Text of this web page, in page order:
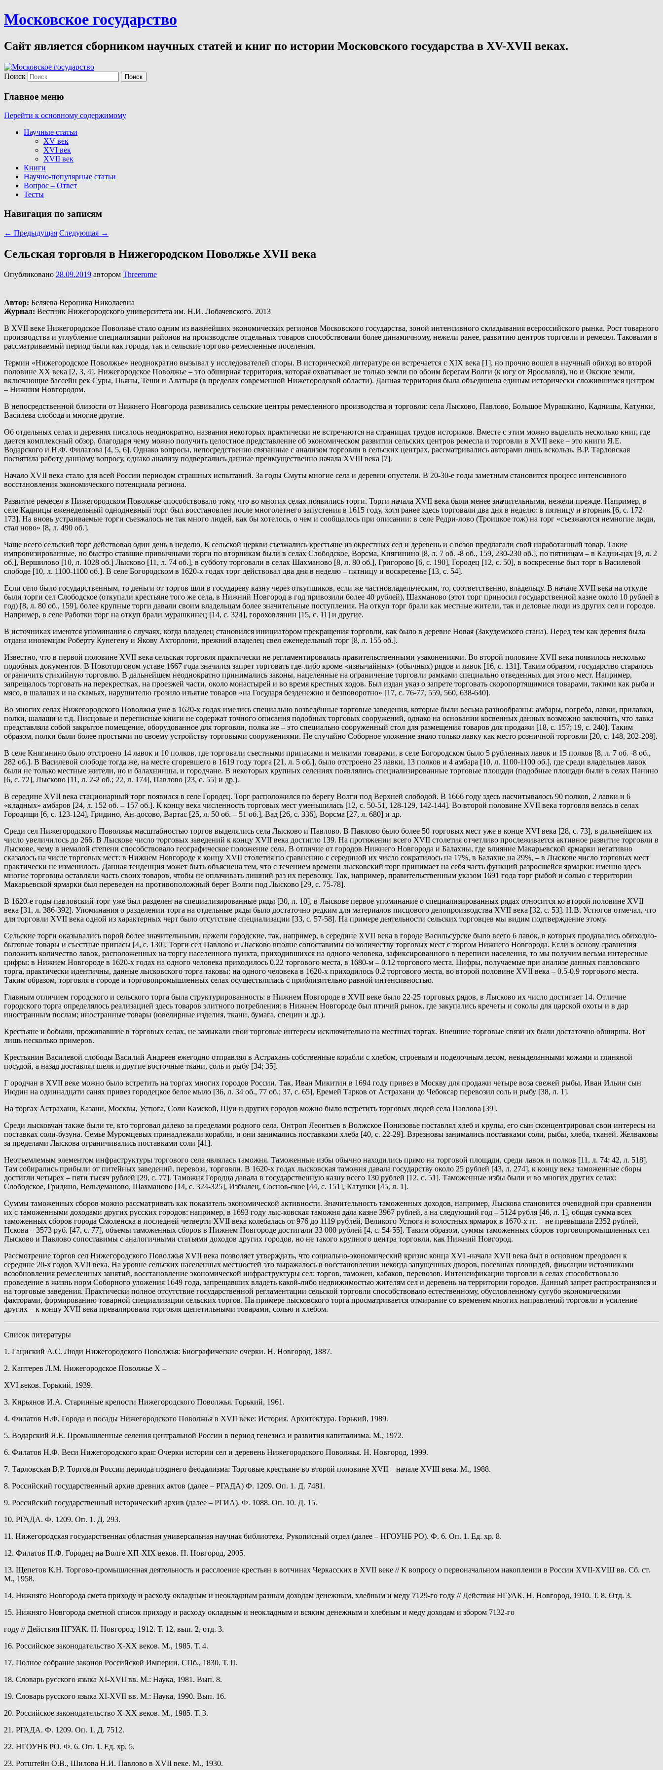
Московское государство
Сайт является сборником научных статей и книг по истории Московского государства в XV-XVII веках.
Поиск
Главное меню
Перейти к основному содержимому
Научные статьи
XV век
XVI век
XVII век
Книги
Научно-популярные статьи
Вопрос – Ответ
Тесты
Навигация по записям
← Предыдущая Следующая →
Сельская торговля в Нижегородском Поволжье XVII века
Опубликовано 28.09.2019 автором Threerome
Автор: Беляева Вероника Николаевна
Журнал: Вестник Нижегородского университета им. Н.И. Лобачевского. 2013
В XVII веке Нижегородское Поволжье стало одним из важнейших экономических регионов Московского государства, зоной интенсивного складывания всероссийского рынка. Рост товарного
производства и углубление специализации районов на производстве отдельных товаров способствовали более динамичному, нежели ранее, развитию центров торговли и ремесел. Таковыми в
рассматриваемый период были как города, так и сельские торгово-ремесленные поселения.
Термин «Нижегородское Поволжье» неоднократно вызывал у исследователей споры. В исторической литературе он встречается с XIX века [1], но прочно вошел в научный обиход во второй
половине XX века [2, 3, 4]. Нижегородское Поволжье – это обширная территория, которая охватывает не только земли по обоим берегам Волги (к югу от Ярославля), но и Окские земли,
включающие бассейн рек Суры, Пьяны, Теши и Алатыря (в пределах современной Нижегородской области). Данная территория была объединена единым исторически сложившимся центром
– Нижним Новгородом.
В непосредственной близости от Нижнего Новгорода развивались сельские центры ремесленного производства и торговли: села Лысково, Павлово, Большое Мурашкино, Кадницы, Катунки,
Василева слобода и многие другие.
Об отдельных селах и деревнях писалось неоднократно, названия некоторых практически не встречаются на страницах трудов историков. Вместе с этим можно выделить несколько книг, где
дается комплексный обзор, благодаря чему можно получить целостное представление об экономическом развитии сельских центров ремесла и торговли в XVII веке – это книги Я.Е.
Водарского и Н.Ф. Филатова [4, 5, 6]. Однако вопросы, непосредственно связанные с анализом торговли в сельских центрах, рассматривались авторами лишь вскользь. В.Р. Тарловская
посвятила работу данному вопросу, однако анализу подвергались данные преимущественно начала XVIII века [7].
Начало XVII века стало для всей России периодом страшных испытаний. За годы Смуты многие села и деревни опустели. В 20-30-е годы заметным становится процесс интенсивного
восстановления экономического потенциала региона.
Развитие ремесел в Нижегородском Поволжье способствовало тому, что во многих селах появились торги. Торги начала XVII века были менее значительными, нежели прежде. Например, в
селе Кадницы еженедельный однодневный торг был восстановлен после многолетнего запустения в 1615 году, хотя ранее здесь торговали два дня в неделю: в пятницу и вторник [6, с. 172-
173]. На вновь устраиваемые торги съезжалось не так много людей, как бы хотелось, о чем и сообщалось при описании: в селе Редри-лово (Троицкое тож) на торг «съезжаются немногие люди,
стал ново» [8, л. 490 об.].
Чаще всего сельский торг действовал один день в неделю. К сельской церкви съезжались крестьяне из окрестных сел и деревень и с возов предлагали свой наработанный товар. Такие
импровизированные, но быстро ставшие привычными торги по вторникам были в селах Слободское, Ворсма, Княгинино [8, л. 7 об. -8 об., 159, 230-230 об.], по пятницам – в Кадни-цах [9, л. 2
об.], Вершилово [10, л. 1028 об.] Лысково [11, л. 74 об.], в субботу торговали в селах Шахманово [8, л. 80 об.], Григорово [6, с. 190], Городец [12, с. 50], в воскресенье был торг в Василевой
слободе [10, л. 1100-1100 об.]. В селе Богородском в 1620-х годах торг действовал два дня в неделю – пятницу и воскресенье [13, с. 54].
Если село было государственным, то деньги от торгов шли в государеву казну через откупщиков, если же частновладельческим, то, соответственно, владельцу. В начале XVII века на откупе
были торги сел Слободское (откупали крестьяне того же села, в Нижний Новгород в год привозили более 40 рублей), Шахманово (этот торг приносил государственной казне около 10 рублей в
год) [8, л. 80 об., 159], более крупные торги давали своим владельцам более значительные поступления. На откуп торг брали как местные жители, так и деловые люди из других сел и городов.
Например, в селе Работки торг на откуп брали мурашкинец [14, с. 324], гороховлянин [15, с. 11] и другие.
В источниках имеются упоминания о случаях, когда владелец становился инициатором прекращения торговли, как было в деревне Новая (Закудемского стана). Перед тем как деревня была
отдана иноземцам Роберту Кунегену и Якову Ахторлони, прежний владелец свел еженедельный торг [8, л. 155 об.].
Известно, что в первой половине XVII века сельская торговля практически не регламентировалась правительственными узаконениями. Во второй половине XVII века появилось несколько
подобных документов. В Новоторговом уставе 1667 года значился запрет торговать где-либо кроме «извычайных» (обычных) рядов и лавок [16, с. 131]. Таким образом, государство старалось
ограничить стихийную торговлю. В дальнейшем неоднократно принимались законы, нацеленные на ограничение торговли рамками специально отведенных для этого мест. Например,
запрещалось торговать на перекрестках, на проезжей части, около монастырей и во время крестных ходов. Был издан указ о запрете торговать скоропортящимися товарами, такими как рыба и
мясо, в шалашах и на скамьях, нарушителю грозило изъятие товаров «на Государя безденежно и безповоротно» [17, с. 76-77, 559, 560, 638-640].
Во многих селах Нижегородского Поволжья уже в 1620-х годах имелись специально возведённые торговые заведения, которые были весьма разнообразны: амбары, погреба, лавки, прилавки,
полки, шалаши и т.д. Писцовые и переписные книги не содержат точного описания подобных торговых сооружений, однако на основании косвенных данных возможно заключить, что лавка
представляла собой закрытое помещение, оборудованное для торговли, полка же – это специально сооруженный стол для размещения товаров для продажи [18, с. 157; 19, с. 240]. Таким
образом, полки были более простыми по своему устройству торговыми сооружениями. Не случайно Соборное уложение знало только лавку как место розничной торговли [20, с. 148, 202-208].
В селе Княгинино было отстроено 14 лавок и 10 полков, где торговали съестными припасами и мелкими товарами, в селе Богородском было 5 рубленных лавок и 15 полков [8, л. 7 об. -8 об.,
282 об.]. В Василевой слободе тогда же, на месте сгоревшего в 1619 году торга [21, л. 5 об.], было отстроено 23 лавки, 13 полков и 4 амбара [10, л. 1100-1100 об.], где среди владельцев лавок
были не только местные жители, но и балахнинцы, и городчане. В некоторых крупных селениях появлялись специализированные торговые площади (подобные площади были в селах Панино
[6, с. 72], Лысково [11, л. 2-2 об.; 22, л. 174], Павлово [23, с. 55] и др.).
В середине XVII века стационарный торг появился в селе Городец. Торг расположился по берегу Волги под Верхней слободой. В 1666 году здесь насчитывалось 90 полков, 2 лавки и 6
«кладных» амбаров [24, л. 152 об. – 157 об.]. К концу века численность торговых мест уменьшилась [12, с. 50-51, 128-129, 142-144]. Во второй половине XVII века торговля велась в селах
Городищи [6, с. 123-124], Гридино, Ан-досово, Вартас [25, л. 50 об. – 51 об.], Вад [26, с. 336], Ворсма [27, л. 680] и др.
Среди сел Нижегородского Поволжья масштабностью торгов выделялись села Лысково и Павлово. В Павлово было более 50 торговых мест уже в конце XVI века [28, с. 73], в дальнейшем их
число увеличилось до 266. В Лыскове число торговых заведений к концу XVII века достигло 139. На протяжении всего XVII столетия отчетливо прослеживается активное развитие торговли в
Лыскове, чему в немалой степени способствовало географическое положение села. В отличие от городов Нижнего Новгорода и Балахны, где влияние Макарьевской ярмарки негативно
сказалось на числе торговых мест: в Нижнем Новгороде к концу XVII столетия по сравнению с серединой их число сократилось на 17%, в Балахне на 29%, – в Лыскове число торговых мест
практически не изменилось. Данная тенденция может быть объяснена тем, что с течением времени лысковский торг принимает на себя часть функций разросшейся ярмарки: именно здесь
многие торговцы оставляли часть своих товаров, чтобы не оплачивать лишний раз их перевозку. Так, например, правительственным указом 1691 года торг рыбой и солью с территории
Макарьевской ярмарки был переведен на противоположный берег Волги под Лысково [29, с. 75-78].
В 1620-е годы павловский торг уже был разделен на специализированные ряды [30, л. 10], в Лыскове первое упоминание о специализированных рядах относится ко второй половине XVII
века [31, л. 386-392]. Упоминания о разделении торга на отдельные ряды было достаточно редким для материалов писцового делопроизводства XVII века [32, с. 53]. Н.В. Устюгов отмечал, что
для торговли XVII века одной из характерных черт было отсутствие специализации [33, с. 57-58]. На примере деятельности сельских торговцев мы видим подтверждение этому.
Сельские торги оказывались порой более значительными, нежели городские, так, например, в середине XVII века в городе Васильсурске было всего 6 лавок, в которых продавались обиходно-
бытовые товары и съестные припасы [4, с. 130]. Торги сел Павлово и Лысково вполне сопоставимы по количеству торговых мест с торгом Нижнего Новгорода. Если в основу сравнения
положить количество лавок, расположенных на торгу населенного пункта, приходившихся на одного человека, зафиксированного в переписи населения, то мы получим весьма интересные
цифры: в Нижнем Новгороде в 1620-х годах на одного человека приходилось 0.22 торгового места, в 1680-м – 0.12 торгового места. Цифры, получаемые при анализе данных павловского
торга, практически идентичны, данные лысковского торга таковы: на одного человека в 1620-х приходилось 0.2 торгового места, во второй половине XVII века – 0.5-0.9 торгового места.
Таким образом, торговля в городе и торговопромышленных селах осуществлялась с приблизительно равной интенсивностью.
Главным отличием городского и сельского торга была структурированность: в Нижнем Новгороде в XVII веке было 22-25 торговых рядов, в Лысково их число достигает 14. Отличие
городского торга определялось реализацией здесь товаров элитного потребления: в Нижнем Новгороде был птичий рынок, где закупались кречеты и соколы для царской охоты и в дар
иностранным послам; иностранные товары (ювелирные изделия, ткани, бумага, специи и др.).
Крестьяне и бобыли, проживавшие в торговых селах, не замыкали свои торговые интересы исключительно на местных торгах. Внешние торговые связи их были достаточно обширны. Вот
лишь несколько примеров.
Крестьянин Василевой слободы Василий Андреев ежегодно отправлял в Астрахань собственные корабли с хлебом, строевым и поделочным лесом, невыделанными кожами и глиняной
посудой, а назад доставлял шелк и другие восточные ткани, соль и рыбу [34; 35].
Г ородчан в XVII веке можно было встретить на торгах многих городов России. Так, Иван Микитин в 1694 году привез в Москву для продажи четыре воза свежей рыбы, Иван Ильин сын
Июдин на одиннадцати санях привез городецкое белое мыло [36, л. 34 об., 77 об.; 37, с. 65], Еремей Тарков от Астрахани до Чебоксар перевозил соль и рыбу [38, л. 1].
На торгах Астрахани, Казани, Москвы, Устюга, Соли Камской, Шуи и других городов можно было встретить торговых людей села Павлова [39].
Среди лысковчан также были те, кто торговал далеко за пределами родного села. Онтроп Леонтьев в Волжское Понизовье поставлял хлеб и крупы, его сын сконцентрировал свои интересы на
поставках соли-бузуна. Семье Муромцевых принадлежали корабли, и они занимались поставками хлеба [40, с. 22-29]. Взрезновы занимались поставками соли, рыбы, хлеба, тканей. Желваковы
за пределами Лыскова ограничивались поставками соли [41].
Неотъемлемым элементом инфраструктуры торгового села являлась таможня. Таможенные избы обычно находились прямо на торговой площади, среди лавок и полков [11, л. 74; 42, л. 518].
Там собирались прибыли от питейных заведений, перевоза, торговли. В 1620-х годах лысковская таможня давала государству около 25 рублей [43, л. 274], к концу века таможенные сборы
достигли четырех – пяти тысяч рублей [29, с. 77]. Таможня Городца давала в государственную казну всего 130 рублей [12, с. 51]. Таможенные избы были и во многих других селах:
Слободское, Гридино, Вельдеманово, Шахманово [14, с. 324-325], Избылец, Соснов-ское [44, с. 151], Катунки [45, л. 1].
Суммы таможенных сборов можно рассматривать как показатель экономической активности. Значительность таможенных доходов, например, Лыскова становится очевидной при сравнении
их с таможенными доходами других русских городов: например, в 1693 году лыс-ковская таможня дала казне 3967 рублей, а на следующий год – 5124 рубля [46, л. 1], общая сумма всех
таможенных сборов города Смоленска в последней четверти XVII века колебалась от 976 до 1119 рублей, Великого Устюга и волостных ярмарок в 1670-х гг. – не превышала 2352 рублей,
Пскова – 3573 руб. [47, с. 77], объемы таможенных сборов в Нижнем Новгороде достигали 33 000 рублей [4, с. 54-55]. Таким образом, суммы таможенных сборов торговопромышленных сел
Лысково и Павлово сопоставимы с аналогичными статьями доходов других городов, но не такого крупного центра торговли, как Нижний Новгород.
Рассмотрение торгов сел Нижегородского Поволжья XVII века позволяет утверждать, что социально-экономический кризис конца XVI -начала XVII века был в основном преодолен к
середине 20-х годов XVII века. На уровне сельских населенных местностей это выражалось в восстановлении некогда запущенных дворов, посевных площадей, фиксации источниками
возобновления ремесленных занятий, восстановление экономической инфраструктуры сел: торгов, таможен, кабаков, перевозов. Интенсификации торговли в селах способствовало
проведение в жизнь норм Соборного уложения 1649 года, запрещавших владеть какой-либо недвижимостью жителям сел и деревень на территории городов. Данный запрет распространялся и
на торговые заведения. Практически полное отсутствие государственной регламентации сельской торговли способствовало естественному, обусловленному сугубо экономическими
факторами, формированию товарной специализации сельских торгов. На примере лысковского торга просматривается отмирание со временем многих направлений торговли и усиление
других – к концу XVII века превалировала торговля щепетильными товарами, солью и хлебом.
Список литературы
1. Гациский А.С. Люди Нижегородского Поволжья: Биографические очерки. Н. Новгород, 1887.
2. Каптерев Л.М. Нижегородское Поволжье X –
XVI веков. Горький, 1939.
3. Кирьянов И.А. Старинные крепости Нижегородского Поволжья. Горький, 1961.
4. Филатов Н.Ф. Города и посады Нижегородского Поволжья в XVII веке: История. Архитектура. Горький, 1989.
5. Водарский Я.Е. Промышленные селения центральной России в период генезиса и развития капитализма. М., 1972.
6. Филатов Н.Ф. Веси Нижегородского края: Очерки истории сел и деревень Нижегородского Поволжья. Н. Новгород, 1999.
7. Тарловская В.Р. Торговля России периода позднего феодализма: Торговые крестьяне во второй половине XVII – начале XVIII века. М., 1988.
8. Российский государственный архив древних актов (далее – РГАДА) Ф. 1209. Оп. 1. Д. 7481.
9. Российский государственный исторический архив (далее – РГИА). Ф. 1088. Оп. 10. Д. 15.
10. РГАДА. Ф. 1209. Оп. 1. Д. 293.
11. Нижегородская государственная областная универсальная научная библиотека. Рукописный отдел (далее – НГОУНБ РО). Ф. 6. Оп. 1. Ед. хр. 8.
12. Филатов Н.Ф. Городец на Волге XП-XIX веков. Н. Новгород, 2005.
13. Щепетов К.Н. Торгово-промышленная деятельность и расслоение крестьян в вотчинах Черкасских в XVII веке // К вопросу о первоначальном накоплении в России XVII-XVШ вв. Сб. ст.
М., 1958.
14. Нижняго Новгорода смета приходу и расходу окладным и неокладным разным доходам денежным, хлебным и меду 7129-го году // Действия НГУАК. Н. Новгород, 1910. Т. 8. Отд. 3.
15. Нижняго Новгорода сметной список приходу и расходу окладным и неокладным и всяким денежным и хлебным и меду доходам и збором 7132-го
году // Действия НГУАК. Н. Новгород, 1912. Т. 12, вып. 2, отд. 3.
16. Российское законодательство Х-ХХ веков. М., 1985. Т. 4.
17. Полное собрание законов Российской Империи. СПб., 1830. Т. II.
18. Словарь русского языка XI-XVII вв. М.: Наука, 1981. Вып. 8.
19. Словарь русского языка XI-XVII вв. М.: Наука, 1990. Вып. 16.
20. Российское законодательство Х-ХХ веков. М., 1985. Т. 3.
21. РГАДА. Ф. 1209. Оп. 1. Д. 7512.
22. НГОУНБ РО. Ф. 6. Оп. 1. Ед. хр. 5.
23. Ротштейн О.В., Шилова Н.И. Павлово в XVII веке. М., 1930.